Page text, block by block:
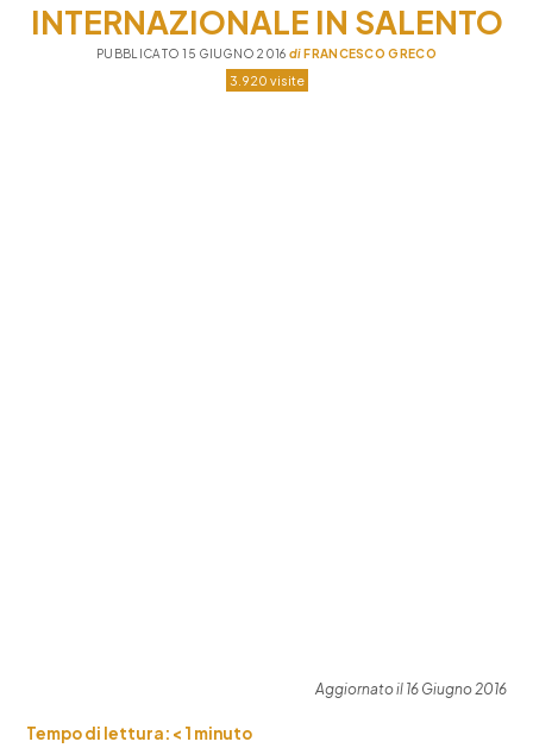
INTERNAZIONALE IN SALENTO
PUBBLICATO 15 GIUGNO 2016 diFRANCESCO GRECO
3.920 visite
Aggiornato il 16 Giugno 2016
Tempo di lettura: < 1 minuto